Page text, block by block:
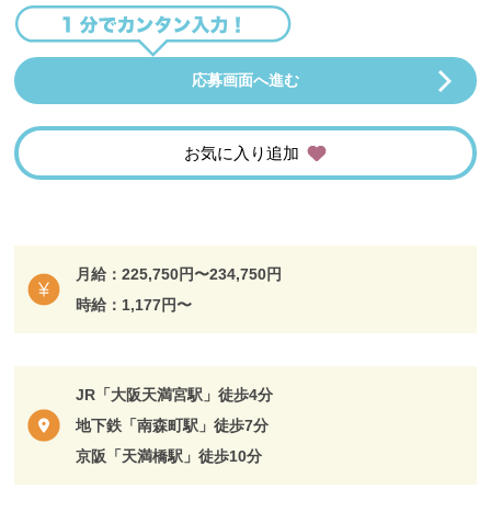
応募画面へ進む
お気に入り追加
月給：225,750円〜234,750円
時給：1,177円〜
JR「大阪天満宮駅」徒歩4分
地下鉄「南森町駅」徒歩7分
京阪「天満橋駅」徒歩10分